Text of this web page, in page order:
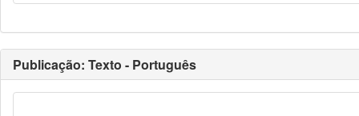
Publicação: Texto - Português